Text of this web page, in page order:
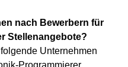
nach Bewerbern für
Stellenangebote?
Unternehmen
Programmierer